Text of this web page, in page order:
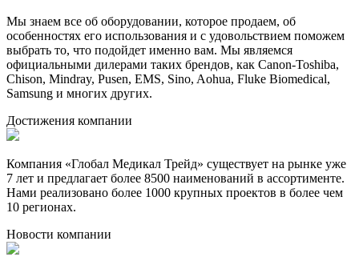
Мы знаем все об оборудовании, которое продаем, об
особенностях его использования и с удовольствием поможем
выбрать то, что подойдет именно вам. Мы являемся
официальными дилерами таких брендов, как Canon-Toshiba,
Chison, Mindray, Pusen, EMS, Sino, Aohua, Fluke Biomedical,
Samsung и многих других.
Достижения компании
Компания «Глобал Медикал Трейд» существует на рынке уже
7 лет и предлагает более 8500 наименований в ассортименте.
Нами реализовано более 1000 крупных проектов в более чем
10 регионах.
Новости компании